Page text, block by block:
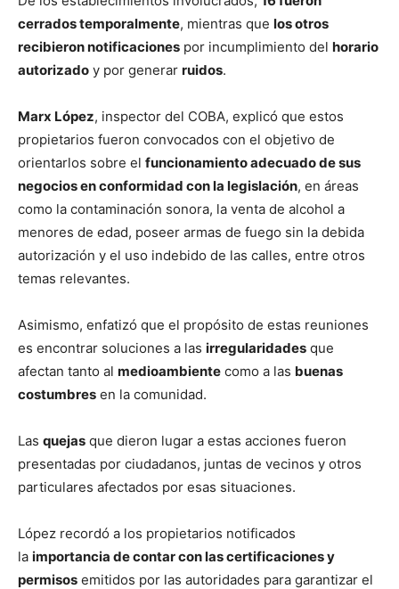
cerrados temporalmente, mientras que los otros
recibieron notificaciones por incumplimiento del horario
autorizado y por generar ruidos.
Marx López, inspector del COBA, explicó que estos
propietarios fueron convocados con el objetivo de
orientarlos sobre el funcionamiento adecuado de sus
negocios en conformidad con la legislación, en áreas
como la contaminación sonora, la venta de alcohol a
menores de edad, poseer armas de fuego sin la debida
autorización y el uso indebido de las calles, entre otros
temas relevantes.
Asimismo, enfatizó que el propósito de estas reuniones
es encontrar soluciones a las irregularidades que
afectan tanto al medioambiente como a las buenas
costumbres en la comunidad.
Las quejas que dieron lugar a estas acciones fueron
presentadas por ciudadanos, juntas de vecinos y otros
particulares afectados por esas situaciones.
López recordó a los propietarios notificados
la importancia de contar con las certificaciones y
permisos emitidos por las autoridades para garantizar el